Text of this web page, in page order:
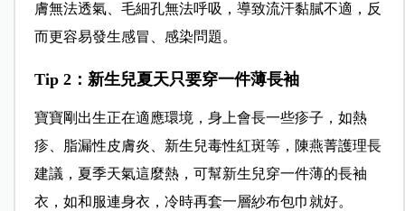
膚無法透氣、毛細孔無法呼吸，導致流汗黏膩不適，反
而更容易發生感冒、感染問題。
Tip 2：新生兒夏天只要穿一件薄長袖
寶寶剛出生正在適應環境，身上會長一些疹子，如熱
疹、脂漏性皮膚炎、新生兒毒性紅斑等，陳燕菁護理長
建議，夏季天氣這麼熱，可幫新生兒穿一件薄的長袖
衣，如和服連身衣，冷時再套一層紗布包巾就好。